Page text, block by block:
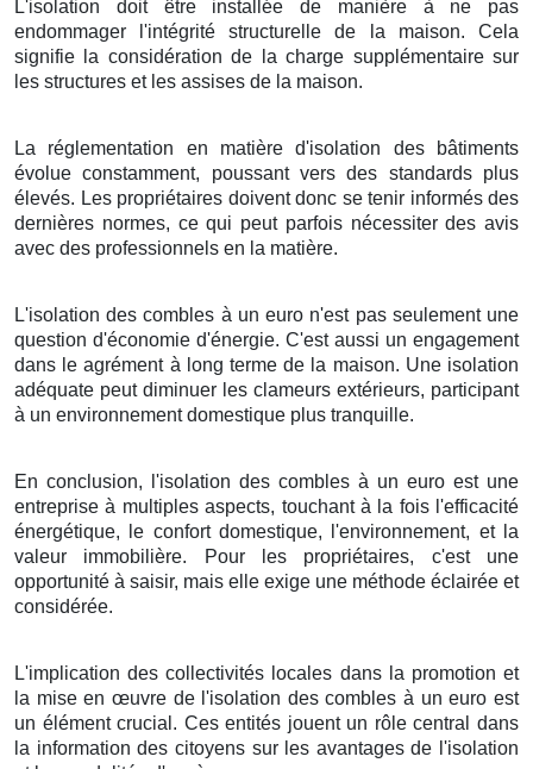
L'isolation doit être installée de manière à ne pas
endommager l'intégrité structurelle de la maison. Cela
signifie la considération de la charge supplémentaire sur
les structures et les assises de la maison.
La réglementation en matière d'isolation des bâtiments
évolue constamment, poussant vers des standards plus
élevés. Les propriétaires doivent donc se tenir informés des
dernières normes, ce qui peut parfois nécessiter des avis
avec des professionnels en la matière.
L'isolation des combles à un euro n'est pas seulement une
question d'économie d'énergie. C'est aussi un engagement
dans le agrément à long terme de la maison. Une isolation
adéquate peut diminuer les clameurs extérieurs, participant
à un environnement domestique plus tranquille.
En conclusion, l'isolation des combles à un euro est une
entreprise à multiples aspects, touchant à la fois l'efficacité
énergétique, le confort domestique, l'environnement, et la
valeur immobilière. Pour les propriétaires, c'est une
opportunité à saisir, mais elle exige une méthode éclairée et
considérée.
L'implication des collectivités locales dans la promotion et
la mise en œuvre de l'isolation des combles à un euro est
un élément crucial. Ces entités jouent un rôle central dans
la information des citoyens sur les avantages de l'isolation